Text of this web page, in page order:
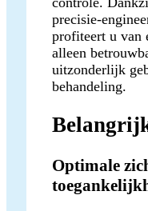
precisie-
profiteert u van
alleen
uitzonderlijk
behandeling.
Optimale